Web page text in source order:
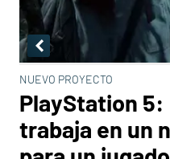
NUEVO PROYECTO
PlayStation 5:
trabaja en un